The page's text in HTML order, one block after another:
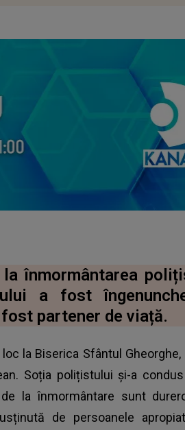
la înmormântarea
a fost
partener de viață.
la Biserica Sfântul
Soția polițistului și-a
la înmormântare sunt
de persoanele